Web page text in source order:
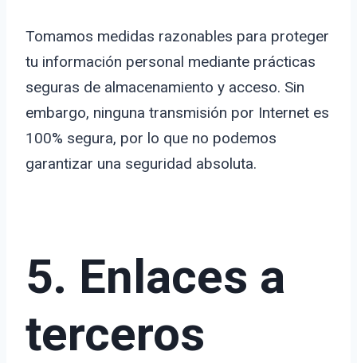
Tomamos medidas razonables para proteger
tu información personal mediante prácticas
seguras de almacenamiento y acceso. Sin
embargo, ninguna transmisión por Internet es
100% segura, por lo que no podemos
garantizar una seguridad absoluta.
5. Enlaces a
terceros